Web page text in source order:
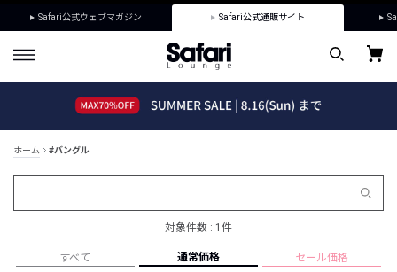
Safari公式ウェブマガジン Safari公式通販サイト
ホーム #バングル
対象件数 : 1件
すべて 通常価格 セール価格